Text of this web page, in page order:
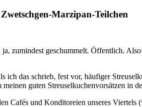
Marzipan-Teilchen
zumindest geschummelt. Öffentlich.
ich das schrieb, fest vor, häufiger
guten Streuselkuchenvorsätzen in
Cafés und Konditoreien unseres